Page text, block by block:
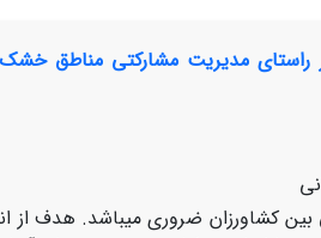
مدیریت مشارکتی مناطق خشک
کشاورزان ضروری می‏باشد. هدف از